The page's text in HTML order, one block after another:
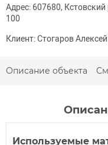
Адрес: 607680,
100
Клиент: Стогаров
Описание объекта
Используемые